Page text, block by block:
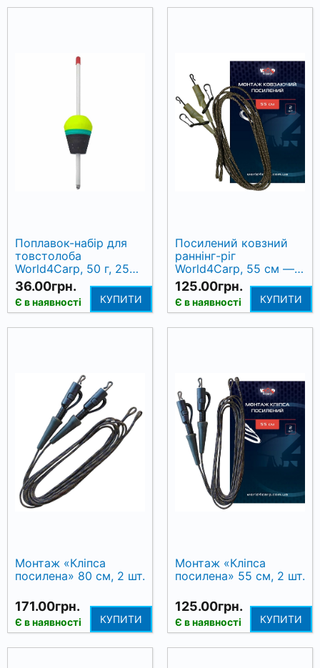
Поплавок-набір для
товстолоба
World4Carp, 50 г, 25
см
36.00грн.
Є в наявності КУПИТИ
Посилений ковзний
раннінг-ріг
World4Carp, 55 см — 2
шт
125.00грн.
Є в наявності КУПИТИ
Монтаж «Кліпса
посилена» 80 см, 2 шт.
171.00грн.
Є в наявності КУПИТИ
Монтаж «Кліпса
посилена» 55 см, 2 шт.
125.00грн.
Є в наявності КУПИТИ